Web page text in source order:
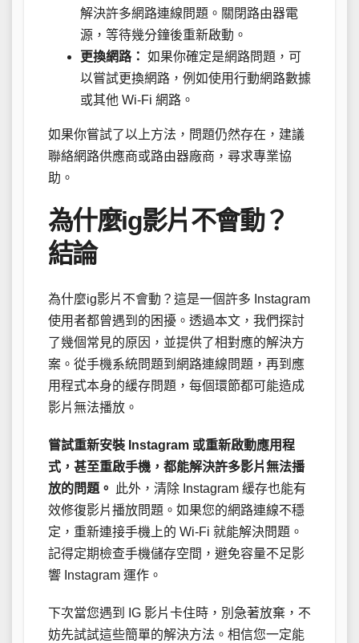
解決許多網路連線問題。關閉路由器電
源，等待幾分鐘後重新啟動。
更換網路： 如果你確定是網路問題，可
以嘗試更換網路，例如使用行動網路數據
或其他 Wi-Fi 網路。
如果你嘗試了以上方法，問題仍然存在，建議
聯絡網路供應商或路由器廠商，尋求專業協
助。
為什麼ig影片不會動？
結論
為什麼ig影片不會動？這是一個許多 Instagram
使用者都曾遇到的困擾。透過本文，我們探討
了幾個常見的原因，並提供了相對應的解決方
案。從手機系統問題到網路連線問題，再到應
用程式本身的緩存問題，每個環節都可能造成
影片無法播放。
嘗試重新安裝 Instagram 或重新啟動應用程
式，甚至重啟手機，都能解決許多影片無法播
放的問題。
此外，清除 Instagram 緩存也能有
效修復影片播放問題。如果您的網路連線不穩
定，重新連接手機上的 Wi-Fi 就能解決問題。
記得定期檢查手機儲存空間，避免容量不足影
響 Instagram 運作。
下次當您遇到 IG 影片卡住時，別急著放棄，不
妨先試試這些簡單的解決方法。相信您一定能